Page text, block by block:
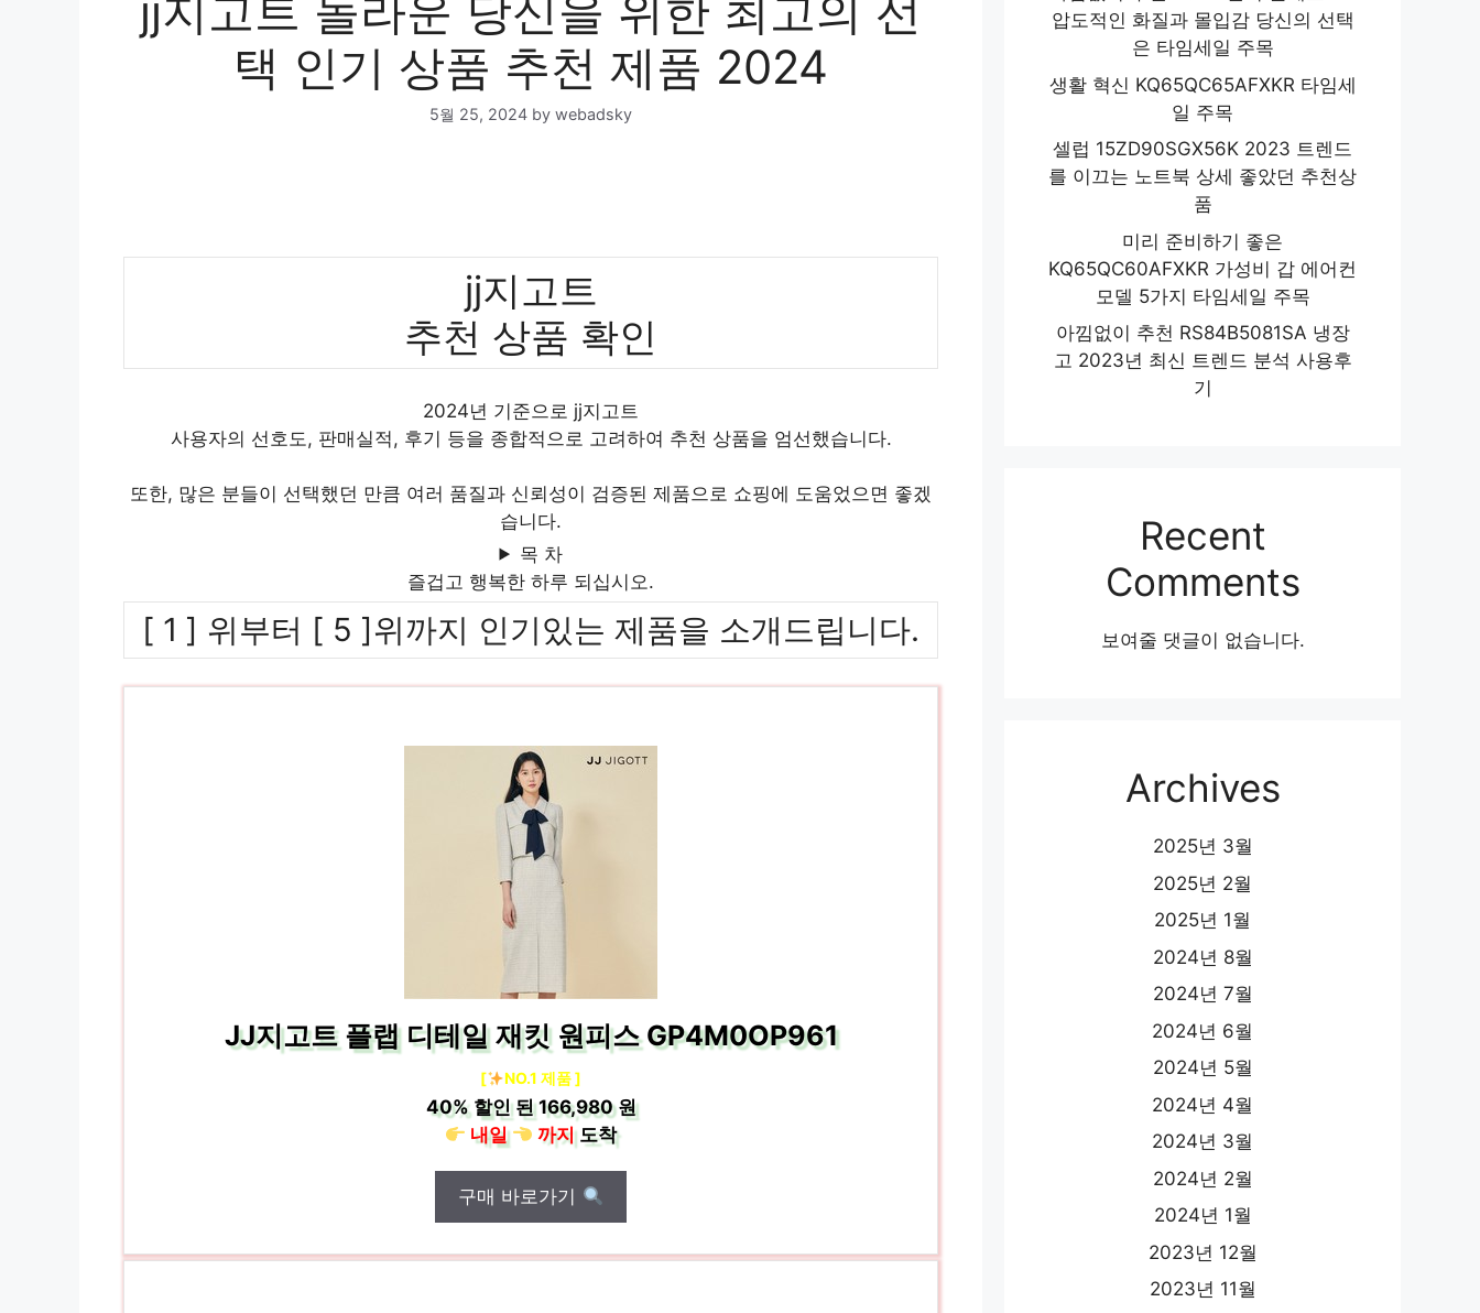
jj지고트 놀라운 당신을 위한 최고의 선
택 인기 상품 추천 제품 2024
5월 25, 2024 by webadsky
jj지고트
추천 상품 확인
2024년 기준으로 jj지고트
사용자의 선호도, 판매실적, 후기 등을 종합적으로 고려하여 추천 상품을 엄선했습니다.
또한, 많은 분들이 선택했던 만큼 여러 품질과 신뢰성이 검증된 제품으로 쇼핑에 도움었으면 좋겠
습니다.
목 차
즐겁고 행복한 하루 되십시오.
[ 1 ] 위부터 [ 5 ]위까지 인기있는 제품을 소개드립니다.
JJ지고트 플랩 디테일 재킷 원피스 GP4M0OP961
[ NO.1 제품 ]
40%할인 된166,980 원
내일
까지도착
구매 바로가기
압도적인 화질과 몰입감 당신의 선택
은 타임세일 주목
생활 혁신 KQ65QC65AFXKR 타임세
일 주목
셀럽 15ZD90SGX56K 2023 트렌드
를 이끄는 노트북 상세 좋았던 추천상
품
미리 준비하기 좋은
KQ65QC60AFXKR 가성비 갑 에어컨
모델 5가지 타임세일 주목
아낌없이 추천 RS84B5081SA 냉장
고 2023년 최신 트렌드 분석 사용후
기
Recent
Comments
보여줄 댓글이 없습니다.
Archives
2025년 3월
2025년 2월
2025년 1월
2024년 8월
2024년 7월
2024년 6월
2024년 5월
2024년 4월
2024년 3월
2024년 2월
2024년 1월
2023년 12월
2023년 11월